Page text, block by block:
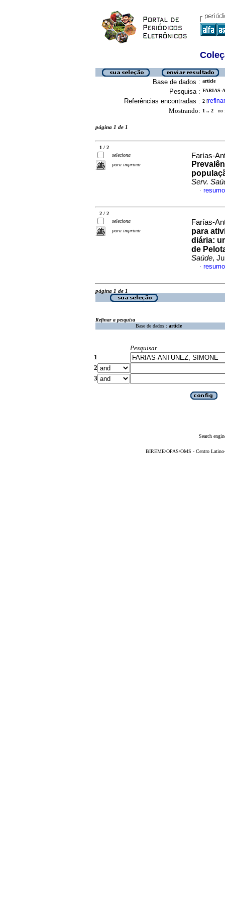
Base de dados : article
Pesquisa : FARIAS-
Referências encontradas : 2 [refinar
Mostrando: 1 .. 2 no
página 1 de 1
1 / 2
seleciona
para imprimir
Farías-
Serv.
·
2 / 2
seleciona
para imprimir
Farías-
para
diária:
de
Saúde,
·
página 1 de 1
Refinar a pesquisa
Base de dados : article
Pesquisar
1
2
3
Search
BIREME/OPAS/OMS - Centro Latino-